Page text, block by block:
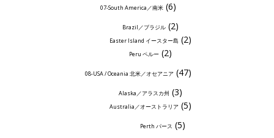
07-South America／南米 (6)
Brazil／ブラジル (2)
Easter Island イースター島 (2)
Peru ペルー (2)
08-USA / Oceania 北米／オセアニア (47)
Alaska／アラスカ州 (3)
Australia／オーストラリア (5)
Perth パース (5)